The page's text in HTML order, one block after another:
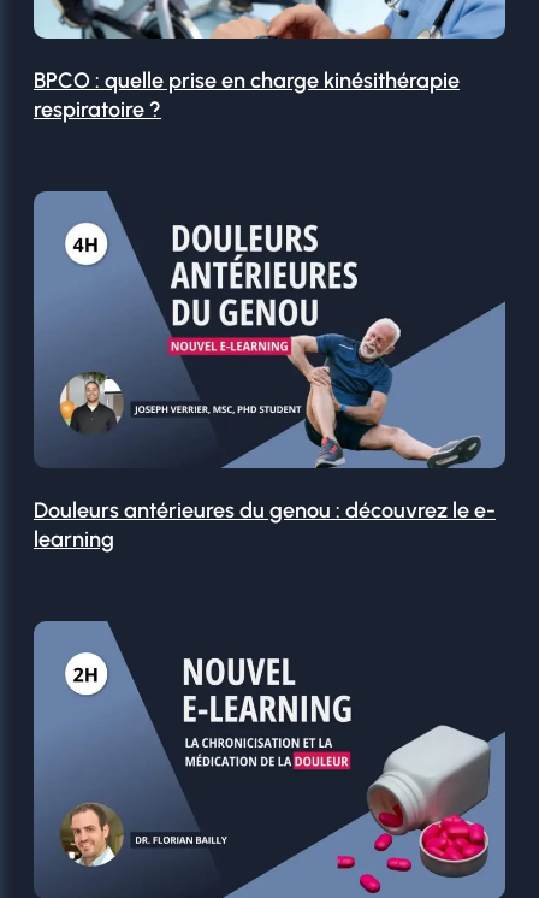
BPCO : quelle prise en charge kinésithérapie
respiratoire ?
Douleurs antérieures du genou : découvrez le e-
learning